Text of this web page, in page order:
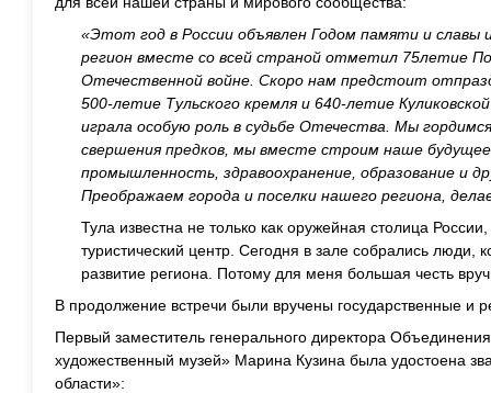
«Этот год в России объявлен Годом памяти и славы
регион вместе со всей страной отметил 75летие
Отечественной войне. Скоро нам предстоит
500-летие Тульского кремля и 640-летие
играла особую роль в судьбе Отечества. Мы
свершения предков, мы вместе строим наше
промышленность, здравоохранение, образование и
Преображаем города и поселки нашего региона,
Тула известна не только как оружейная столица
туристический центр. Сегодня в зале собрались люди,
развитие региона. Потому для меня большая честь
В продолжение встречи были вручены государственные и
Первый заместитель генерального директора
художественный музей» Марина Кузина была удостоена
области»: